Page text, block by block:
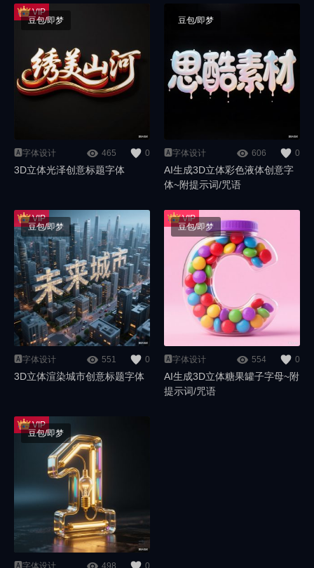
🅰️字体设计 465 0
3D立体光泽创意标题字体
豆包/即梦
🅰️字体设计 606 0
AI生成3D立体彩色液体创意字
体~附提示词/咒语
豆包/即梦
🅰️字体设计 551 0
3D立体渲染城市创意标题字体
豆包/即梦
🅰️字体设计 554 0
AI生成3D立体糖果罐子字母~附
提示词/咒语
豆包/即梦
豆包/即梦